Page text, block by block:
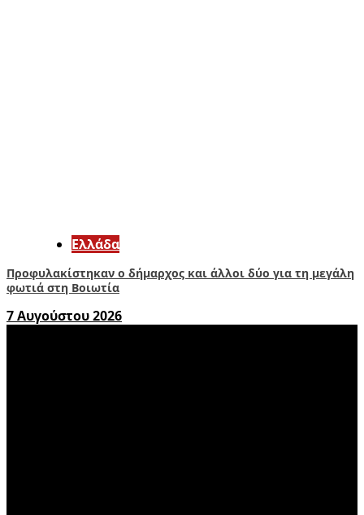
Ελλάδα
Προφυλακίστηκαν ο δήμαρχος και άλλοι δύο για τη μεγάλη
φωτιά στη Βοιωτία
7 Αυγούστου 2026